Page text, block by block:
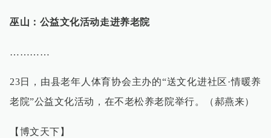
巫山：公益文化活动走进养老院
…………
23日，由县老年人体育协会主办的“送文化进社区·情暖养
老院”公益文化活动，在不老松养老院举行。（郝燕来）
【博文天下】